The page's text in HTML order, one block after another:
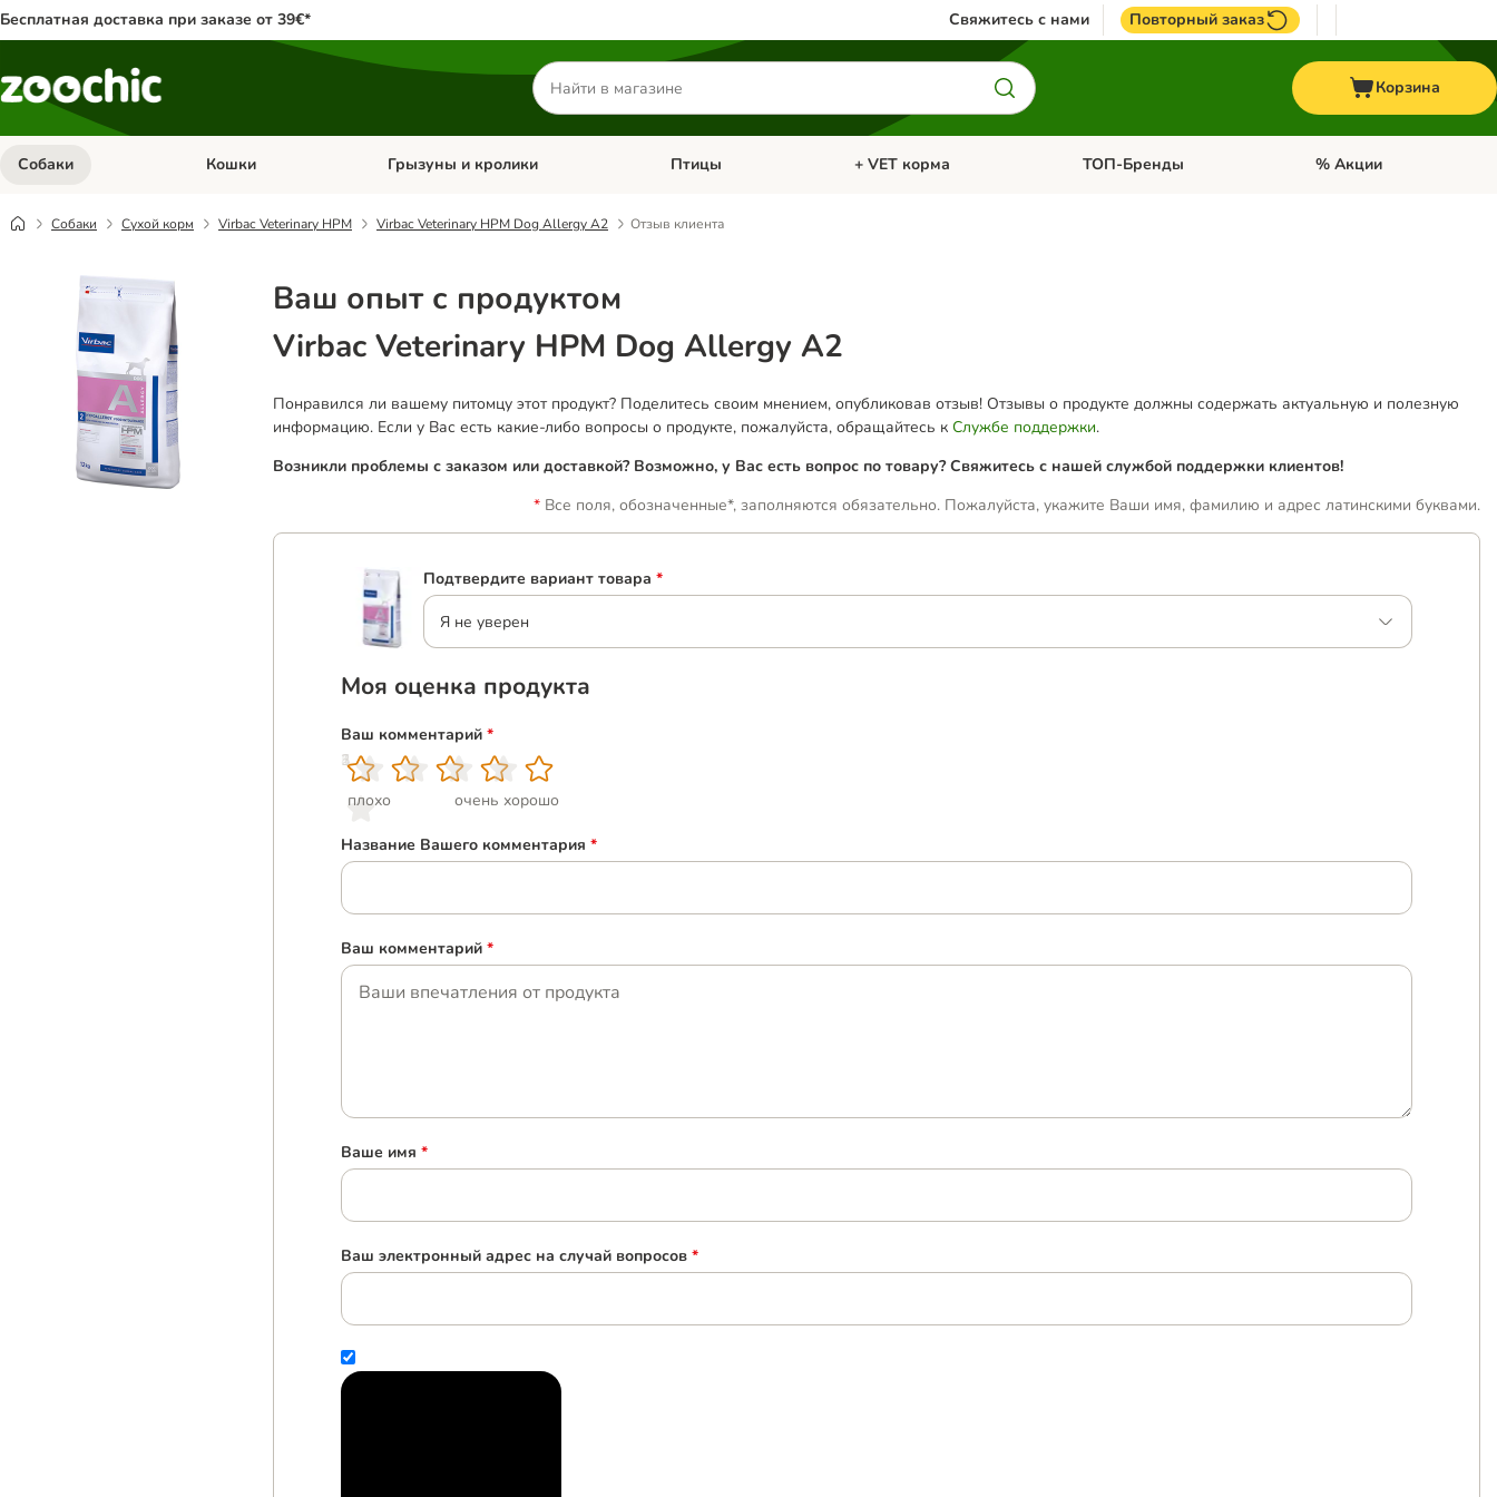
Бесплатная доставка при заказе от 39€* Свяжитесь с нами Повторный заказ
Поиск
товаров
Корзина
Собаки Откройте меню категории: Собаки
Кошки Откройте меню категории: Кошки
Грызуны и кролики Откройте меню категории: Грызуны и кролики
Птицы Откройте меню категории: Птицы
+ VET корма Откройте меню категории: + VET корма
ТОП-Бренды Откройте меню
% Акции
Собаки Сухой корм Virbac Veterinary HPM Virbac Veterinary HPM Dog Allergy A2 Отзыв клиента
Ваш опыт с продуктом
Virbac Veterinary HPM Dog Allergy A2
Понравился ли вашему питомцу этот продукт? Поделитесь своим мнением, опубликовав отзыв! Отзывы о продукте должны содержать актуальную и полезную
информацию. Если у Вас есть какие-либо вопросы о продукте, пожалуйста, обращайтесь к Службе поддержки.
Возникли проблемы с заказом или доставкой? Возможно, у Вас есть вопрос по товару? Свяжитесь с нашей службой поддержки клиентов!
Все поля, обозначенные*, заполняются обязательно. Пожалуйста, укажите Ваши имя, фамилию и адрес латинскими буквами.
Подтвердите вариант товара *
Я не уверен
Моя оценка продукта
Ваш комментарий *
1
плохо
2
3
4
5
очень хорошо
Название Вашего комментария *
Ваш комментарий *
Ваше имя *
Ваш электронный адрес на случай вопросов *